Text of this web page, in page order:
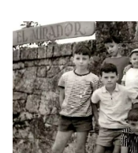
CANEDO